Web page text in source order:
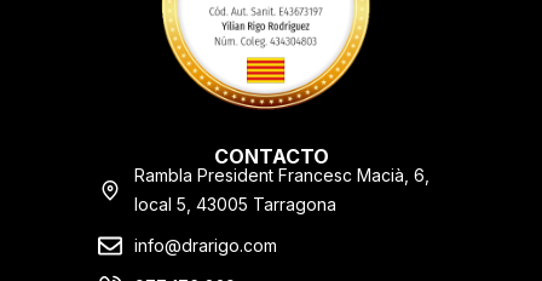
CONTACTO
Rambla President Francesc Macià, 6,
local 5, 43005 Tarragona
info@drarigo.com